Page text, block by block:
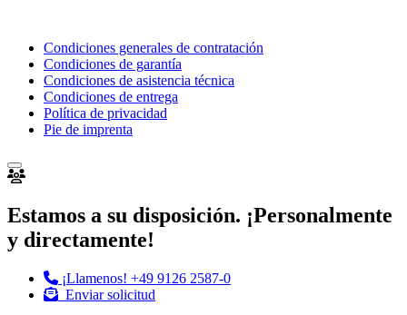
Condiciones generales de contratación
Condiciones de garantía
Condiciones de asistencia técnica
Condiciones de entrega
Política de privacidad
Pie de imprenta
Estamos a su disposición. ¡Personalmente
y directamente!
¡Llamenos! +49 9126 2587-0
Enviar solicitud